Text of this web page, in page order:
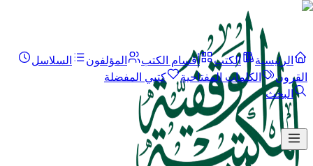
الرئيسية الكتب أقسام الكتب المؤلفون
السلاسل
القرون
الكلمات المفتاحية
كتبي المفضلة
البحث